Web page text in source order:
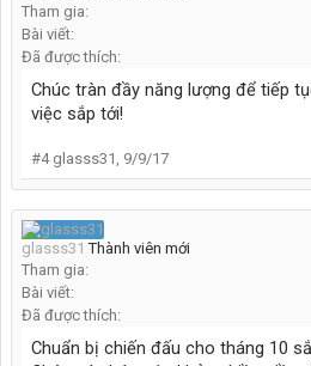
Tham gia:
Bài viết:
Đã được thích:
Chúc tràn đầy năng lượng để tiếp
việc sắp tới!
#4 glasss31, 9/9/17
glasss31 Thành viên mới
Tham gia:
Bài viết:
Đã được thích:
Chuẩn bị chiến đấu cho tháng 10